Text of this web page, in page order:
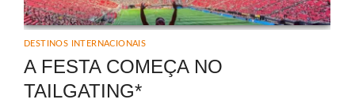
DESTINOS INTERNACIONAIS
A FESTA COMEÇA NO
TAILGATING*